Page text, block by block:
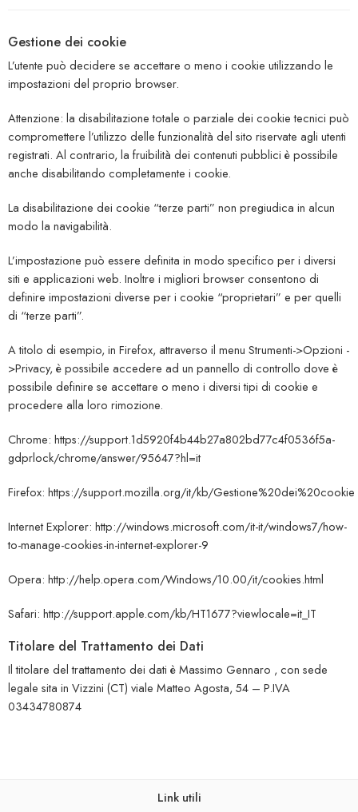
Gestione dei cookie
L’utente può decidere se accettare o meno i cookie utilizzando le
impostazioni del proprio browser.
Attenzione: la disabilitazione totale o parziale dei cookie tecnici può
compromettere l’utilizzo delle funzionalità del sito riservate agli utenti
registrati. Al contrario, la fruibilità dei contenuti pubblici è possibile
anche disabilitando completamente i cookie.
La disabilitazione dei cookie “terze parti” non pregiudica in alcun
modo la navigabilità.
L’impostazione può essere definita in modo specifico per i diversi
siti e applicazioni web. Inoltre i migliori browser consentono di
definire impostazioni diverse per i cookie “proprietari” e per quelli
di “terze parti”.
A titolo di esempio, in Firefox, attraverso il menu Strumenti->Opzioni -
>Privacy, è possibile accedere ad un pannello di controllo dove è
possibile definire se accettare o meno i diversi tipi di cookie e
procedere alla loro rimozione.
Chrome: https://support.1d5920f4b44b27a802bd77c4f0536f5a-
gdprlock/chrome/answer/95647?hl=it
Firefox: https://support.mozilla.org/it/kb/Gestione%20dei%20cookie
Internet Explorer: http://windows.microsoft.com/it-it/windows7/how-
to-manage-cookies-in-internet-explorer-9
Opera: http://help.opera.com/Windows/10.00/it/cookies.html
Safari: http://support.apple.com/kb/HT1677?viewlocale=it_IT
Titolare del Trattamento dei Dati
Il titolare del trattamento dei dati è Massimo Gennaro , con sede
legale sita in Vizzini (CT) viale Matteo Agosta, 54 – P.IVA
03434780874
Link utili